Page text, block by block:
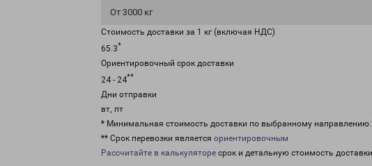
От 3000 кг
Стоимость доставки за 1 кг (включая НДС)
65.3*
Ориентировочный срок доставки
24 - 24**
Дни отправки
вт, пт
* Минимальная стоимость доставки по выбранному направлению:
** Срок перевозки является ориентировочным
Рассчитайте в калькуляторе срок и детальную стоимость